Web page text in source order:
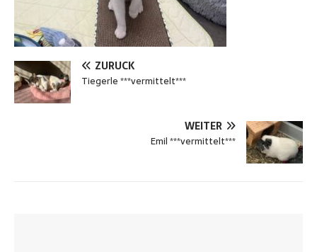
ZURÜCK
Tiegerle ***vermittelt***
WEITER
Emil ***vermittelt***